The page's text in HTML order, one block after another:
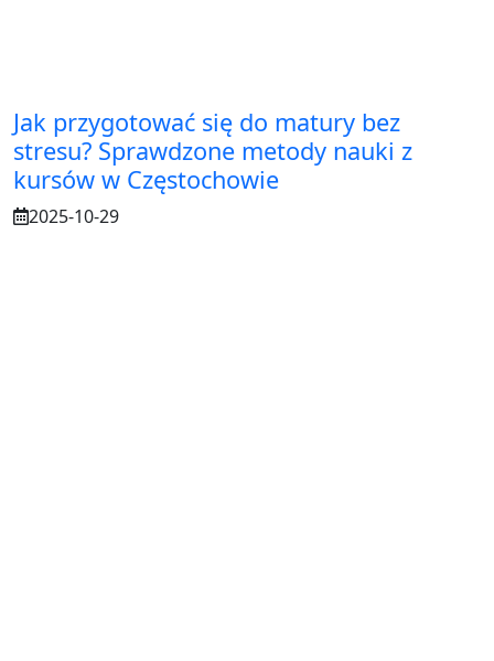
Jak przygotować się do matury bez
stresu? Sprawdzone metody nauki z
kursów w Częstochowie
2025-10-29